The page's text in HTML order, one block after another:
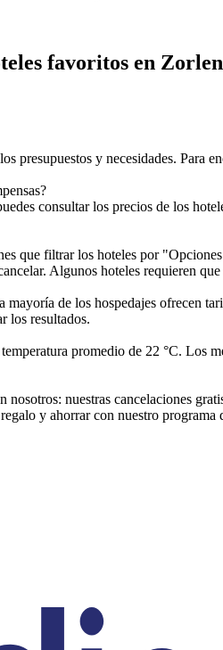
favoritos en
presupuestos y necesidades. Para
consultar los precios de los
que filtrar los hoteles por
Algunos hoteles requieren
de los hospedajes ofrecen
los resultados.
promedio de 22 °C. Los
nuestras cancelaciones
y ahorrar con nuestro programa